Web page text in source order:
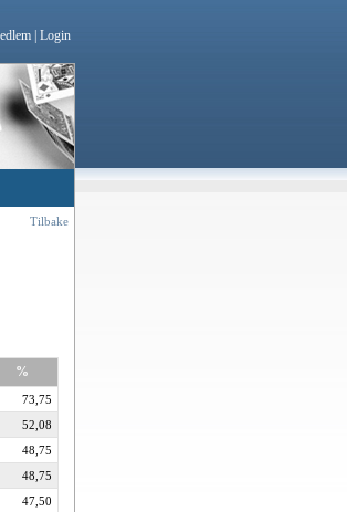
Login
Tilbake
%
73,75
52,08
48,75
48,75
47,50